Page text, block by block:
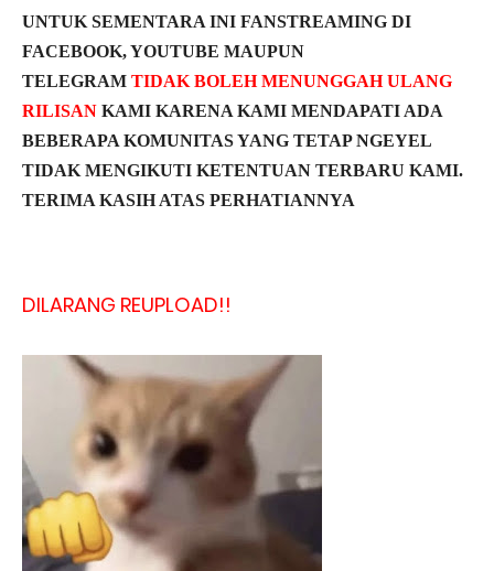
UNTUK SEMENTARA INI FANSTREAMING DI
FACEBOOK, YOUTUBE MAUPUN
TELEGRAM TIDAK BOLEH MENUNGGAH ULANG
RILISAN KAMI KARENA KAMI MENDAPATI ADA
BEBERAPA KOMUNITAS YANG TETAP NGEYEL
TIDAK MENGIKUTI KETENTUAN TERBARU KAMI.
TERIMA KASIH ATAS PERHATIANNYA
DILARANG REUPLOAD!!